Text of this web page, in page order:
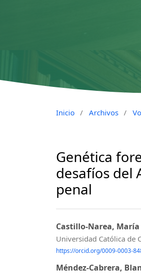
Inicio / Archivos /
Genética
desafíos del
penal
Castillo-Narea, María
Universidad Católica de
https://orcid.org/0009-0003-
Méndez-Cabrera,